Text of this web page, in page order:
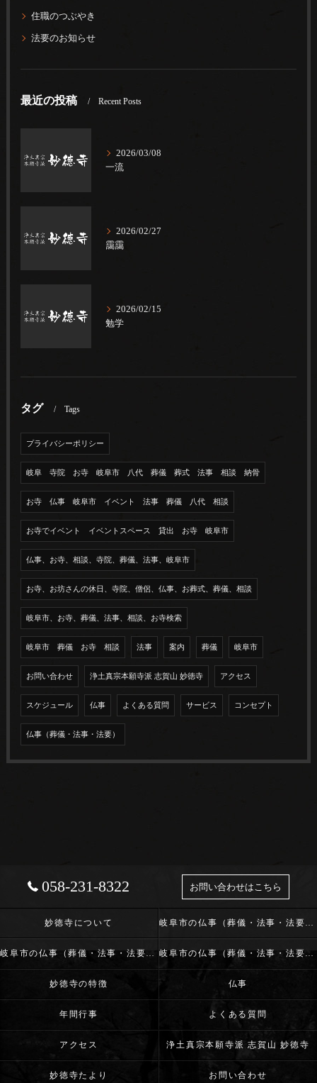
住職のつぶやき
法要のお知らせ
最近の投稿 Recent Posts
2026/03/08
一流
2026/02/27
靄靄
2026/02/15
勉学
タグ Tags
プライバシーポリシー
岐阜 寺院 お寺 岐阜市 八代 葬儀 葬式 法事 相談 納骨
お寺 仏事 岐阜市 イベント 法事 葬儀 八代 相談
お寺でイベント イベントスペース 貸出 お寺 岐阜市
仏事、お寺、相談、寺院、葬儀、法事、岐阜市
お寺、お坊さんの休日、寺院、僧侶、仏事、お葬式、葬儀、相談
岐阜市、お寺、葬儀、法事、相談、お寺検索
岐阜市 葬儀 お寺 相談 法事 案内 葬儀 岐阜市
お問い合わせ 浄土真宗本願寺派 志賀山 妙徳寺 アクセス
スケジュール 仏事 よくある質問 サービス コンセプト
仏事（葬儀・法事・法要）
058-231-8322 お問い合わせはこちら
妙徳寺について 岐阜市の仏事（葬儀・法事・法要）･浄土真宗本願寺派 志賀山 妙徳寺の口コミ情報
岐阜市の仏事（葬儀・法事・法要）･浄土真宗本願寺派 志賀山 妙徳寺の評判 岐阜市の仏事（葬儀・法事・法要）･浄土真宗本願寺派 志賀山 妙徳寺のお客様の声
妙徳寺の特徴 仏事
年間行事 よくある質問
アクセス 浄土真宗本願寺派 志賀山 妙徳寺
妙徳寺たより お問い合わせ